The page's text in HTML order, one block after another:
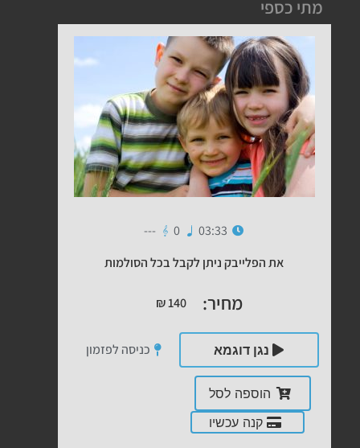
מתי כספי
03:33
0
---
את הפלייבק ניתן לקבל בכל הסולמות
מחיר: ₪140
נגן דוגמא כניסה לפזמון
הוספה לסל
קנה עכשיו